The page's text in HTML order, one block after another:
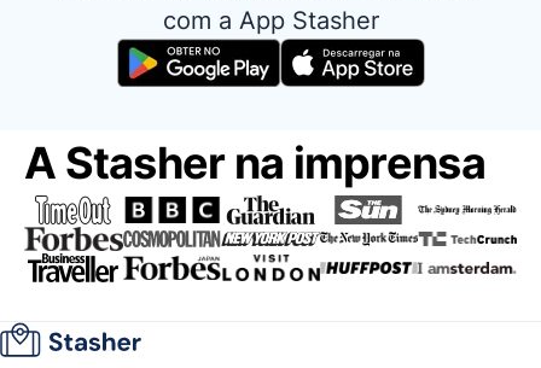
com a App Stasher
A Stasher na imprensa